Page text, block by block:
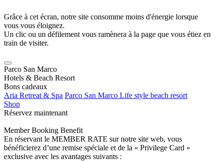
Grâce à cet écran, notre site consomme moins d'énergie lorsque
vous vous éloignez.
Un clic ou un défilement vous ramènera à la page que vous étiez en
train de visiter.
Parco San Marco
Hotels & Beach Resort
Bons cadeaux
Aria Retreat & Spa Parco San Marco Life style beach resort
Shop
Réservez maintenant
Member Booking Benefit
En réservant le MEMBER RATE sur notre site web, vous
bénéficierez d’une remise spéciale et de la « Privilege Card »
exclusive avec les avantages suivants :